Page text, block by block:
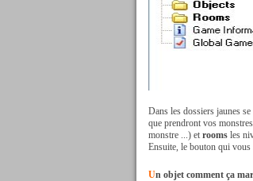
Dans les dossiers jaunes
que prendront vos
monstre ...) et rooms les
Ensuite, le bouton qui vous
Un objet comment ça